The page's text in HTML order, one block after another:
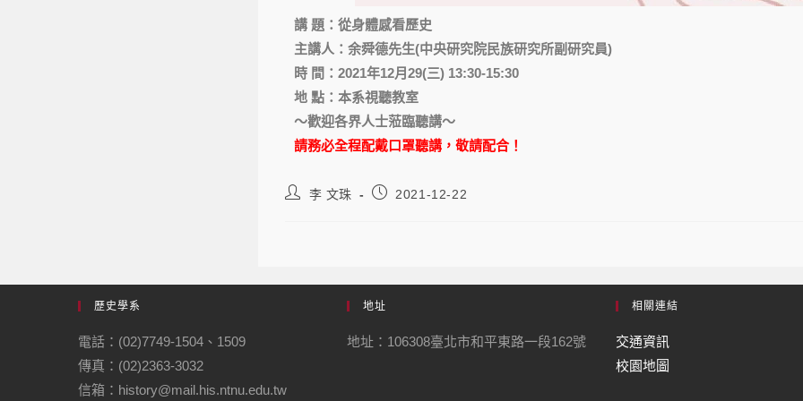
講 題：從身體感看歷史
主講人：余舜德先生(中央研究院民族研究所副研究員)
時 間：2021年12月29(三) 13:30-15:30
地 點：本系視聽教室
～歡迎各界人士蒞臨聽講～
請務必全程配戴口罩聽講，敬請配合！
李 文珠 2021-12-22
歷史學系
電話：(02)7749-1504、1509
傳真：(02)2363-3032
信箱：history@mail.his.ntnu.edu.tw
地址
地址：106308臺北市和平東路一段162號
相關連結
交通資訊
校園地圖